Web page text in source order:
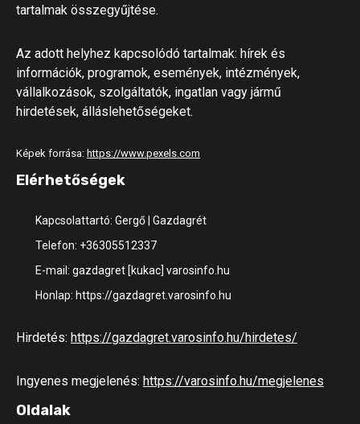
tartalmak összegyűjtése.
Az adott helyhez kapcsolódó tartalmak: hírek és
információk, programok, események, intézmények,
vállalkozások, szolgáltatók, ingatlan vagy jármű
hirdetések, álláslehetőségeket.
Képek forrása: https://www.pexels.com
Elérhetőségek
Kapcsolattartó: Gergő | Gazdagrét
Telefon: +36305512337
E-mail: gazdagret [kukac] varosinfo.hu
Honlap: https://gazdagret.varosinfo.hu
Hirdetés: https://gazdagret.varosinfo.hu/hirdetes/
Ingyenes megjelenés: https://varosinfo.hu/megjelenes
Oldalak